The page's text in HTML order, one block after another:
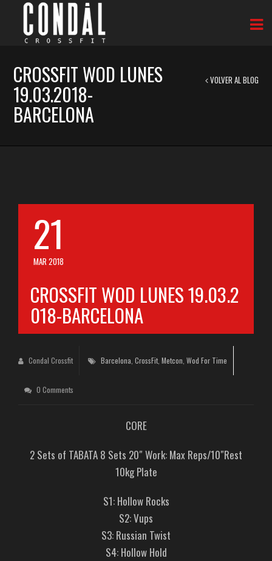
CROSSFIT WOD LUNES
19.03.2018-
BARCELONA
VOLVER AL BLOG
21
MAR 2018
CROSSFIT WOD LUNES 19.03.2
018-BARCELONA
Condal Crossfit Barcelona CrossFit Metcon Wod For Time
0 Comments
CORE
2 Sets of TABATA 8 Sets 20″ Work: Max Reps/10″Rest
10kg Plate
S1: Hollow Rocks
S2: Vups
S3: Russian Twist
S4: Hollow Hold